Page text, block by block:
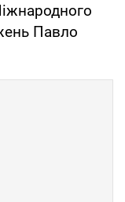
Павло